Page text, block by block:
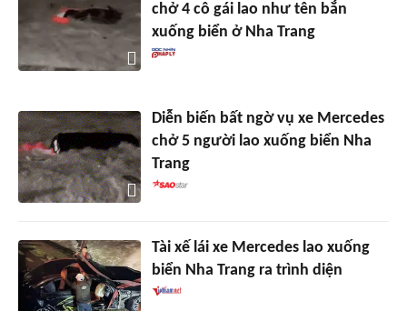
chở 4 cô gái lao như tên bắn
xuống biển ở Nha Trang
Diễn biến bất ngờ vụ xe Mercedes
chở 5 người lao xuống biển Nha
Trang
Tài xế lái xe Mercedes lao xuống
biển Nha Trang ra trình diện